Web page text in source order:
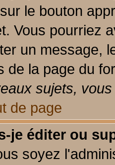
le bouton
Vous pourriez
un message,
de la page du
sujets,
de page
je éditer ou
soyez